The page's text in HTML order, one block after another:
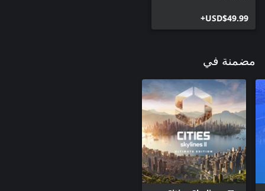
USD$49.99+
مضمنة في